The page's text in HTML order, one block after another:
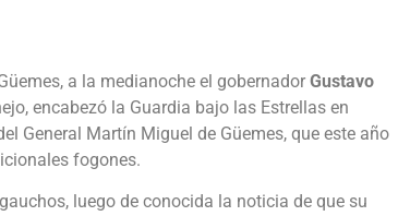
a la medianoche el gobernador Gustavo
encabezó la Guardia bajo las Estrellas en
General Martín Miguel de Güemes, que este año
fogones.
luego de conocida la noticia de que su